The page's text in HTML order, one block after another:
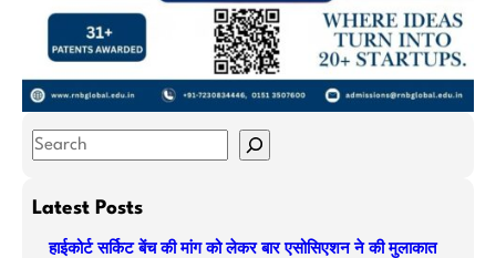
S
aLatest Posts
हाईकोर्ट सर्किट बेंच की मांग को लेकर बार एसोसिएशन ने की मुलाकात